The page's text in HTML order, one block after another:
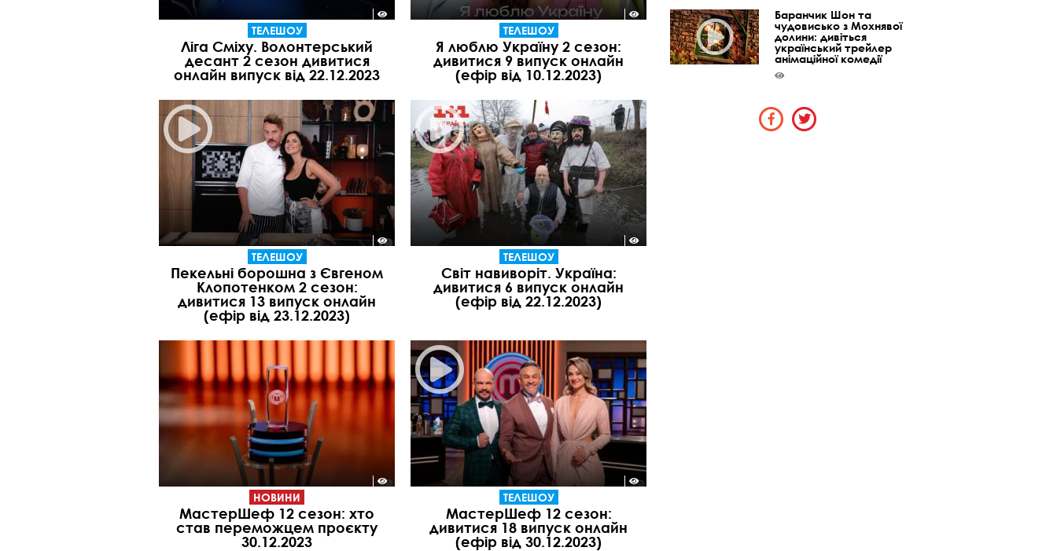
ТЕЛЕШОУ
Ліга Сміху. Волонтерський
десант 2 сезон дивитися
онлайн випуск від 22.12.2023
ТЕЛЕШОУ
Я люблю Україну 2 сезон:
дивитися 9 випуск онлайн
(ефір від 10.12.2023)
ТЕЛЕШОУ
Пекельні борошна з Євгеном
Клопотенком 2 сезон:
дивитися 13 випуск онлайн
(ефір від 23.12.2023)
ТЕЛЕШОУ
Світ навиворіт. Україна:
дивитися 6 випуск онлайн
(ефір від 22.12.2023)
НОВИНИ
МастерШеф 12 сезон: хто
став переможцем проєкту
30.12.2023
ТЕЛЕШОУ
МастерШеф 12 сезон:
дивитися 18 випуск онлайн
(ефір від 30.12.2023)
Баранчик Шон та
чудовисько з Мохнявої
долини: дивіться
український трейлер
анімаційної комедії